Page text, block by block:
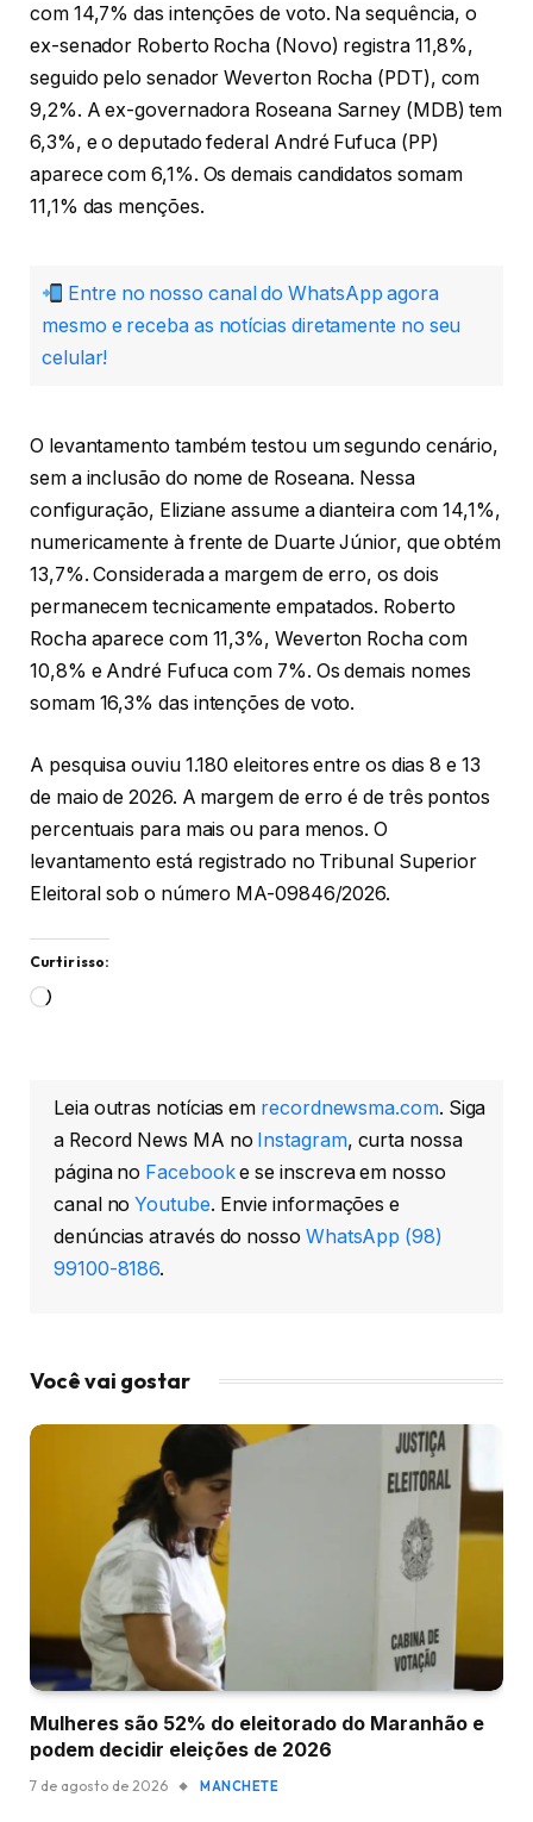
com 14,7% das intenções de voto. Na sequência, o
ex-senador Roberto Rocha (Novo) registra 11,8%,
seguido pelo senador Weverton Rocha (PDT), com
9,2%. A ex-governadora Roseana Sarney (MDB) tem
6,3%, e o deputado federal André Fufuca (PP)
aparece com 6,1%. Os demais candidatos somam
11,1% das menções.
Entre no nosso canal do WhatsApp agora
mesmo e receba as notícias diretamente no seu
celular!
O levantamento também testou um segundo cenário,
sem a inclusão do nome de Roseana. Nessa
configuração, Eliziane assume a dianteira com 14,1%,
numericamente à frente de Duarte Júnior, que obtém
13,7%. Considerada a margem de erro, os dois
permanecem tecnicamente empatados. Roberto
Rocha aparece com 11,3%, Weverton Rocha com
10,8% e André Fufuca com 7%. Os demais nomes
somam 16,3% das intenções de voto.
A pesquisa ouviu 1.180 eleitores entre os dias 8 e 13
de maio de 2026. A margem de erro é de três pontos
percentuais para mais ou para menos. O
levantamento está registrado no Tribunal Superior
Eleitoral sob o número MA-09846/2026.
Curtir isso:
Carregando...
Leia outras notícias em recordnewsma.com. Siga
a Record News MA no Instagram, curta nossa
página no Facebooke se inscreva em nosso
canal noYoutube. Envie informações e
denúncias através do nosso WhatsApp (98)
99100-8186.
Você vai gostar
Mulheres são 52% do eleitorado do Maranhão e
podem decidir eleições de 2026
7 de agosto de 2026 MANCHETE